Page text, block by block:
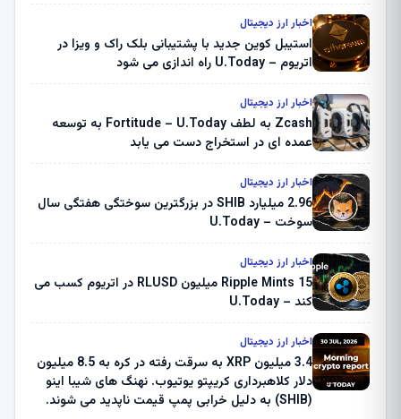
اخبار ارز دیجیتال
استیبل کوین جدید با پشتیبانی بلک راک و ویزا در
اتریوم – U.Today راه اندازی می شود
اخبار ارز دیجیتال
Zcash به لطف Fortitude – U.Today به توسعه
عمده ای در استخراج دست می یابد
اخبار ارز دیجیتال
2.96 میلیارد SHIB در بزرگترین سوختگی هفتگی سال
سوخت – U.Today
اخبار ارز دیجیتال
Ripple Mints 15 میلیون RLUSD در اتریوم کسب می
کند – U.Today
اخبار ارز دیجیتال
3.4 میلیون XRP به سرقت رفته در کره به 8.5 میلیون
دلار کلاهبرداری کریپتو یوتیوب. نهنگ های شیبا اینو
(SHIB) به دلیل خرابی پمپ قیمت ناپدید می شوند.